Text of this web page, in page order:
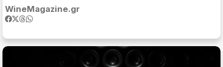
WineMagazine.gr